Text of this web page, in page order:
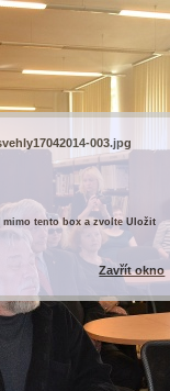
003.jpg
tento box a zvolte Uložit
Zavřít okno